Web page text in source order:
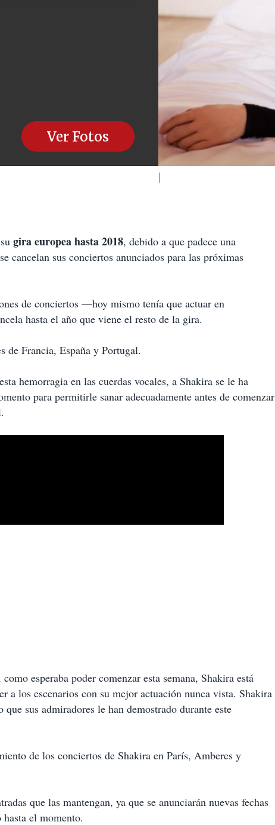
Ver Fotos
gira europea hasta 2018, debido a que padece una
cancelan sus conciertos anunciados para las próximas
de conciertos —hoy mismo tenía que actuar en
hasta el año que viene el resto de la gira.
de Francia, España y Portugal.
hemorragia en las cuerdas vocales, a Shakira se le ha
para permitirle sanar adecuadamente antes de comenzar
esperaba poder comenzar esta semana, Shakira está
a los escenarios con su mejor actuación nunca vista. Shakira
sus admiradores le han demostrado durante este
de los conciertos de Shakira en París, Amberes y
que las mantengan, ya que se anunciarán nuevas fechas
hasta el momento.